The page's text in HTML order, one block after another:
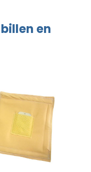
en